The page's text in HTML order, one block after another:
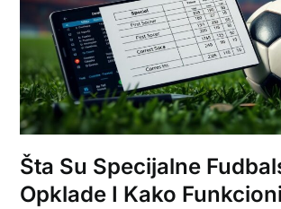
Šta Su Specijalne
Opklade I Kako